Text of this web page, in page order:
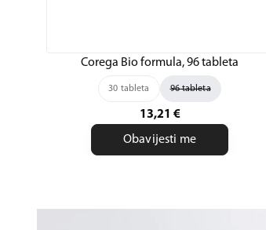
Corega Bio formula, 96 tableta
30 tableta 96 tableta
13,21 €
Obavijesti me